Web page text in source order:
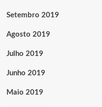
Setembro 2019
Agosto 2019
Julho 2019
Junho 2019
Maio 2019